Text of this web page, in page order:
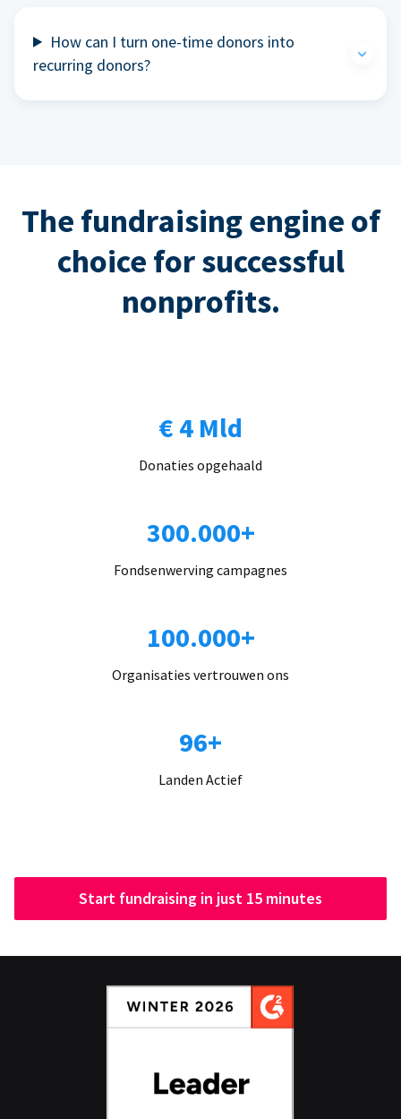
How can I turn one-time donors into
recurring donors?
The fundraising engine of
choice for successful
nonprofits.
€ 4 Mld
Donaties opgehaald
300.000+
Fondsenwerving campagnes
100.000+
Organisaties vertrouwen ons
96+
Landen Actief
Start fundraising in just 15 minutes